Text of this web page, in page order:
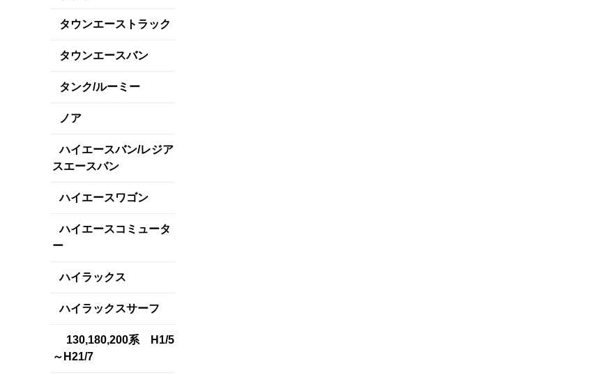
タウンエーストラック
タウンエースバン
タンク/ルーミー
ノア
ハイエースバン/レジア
スエースバン
ハイエースワゴン
ハイエースコミュータ
ー
ハイラックス
ハイラックスサーフ
130,180,200系 H1/5
～H21/7